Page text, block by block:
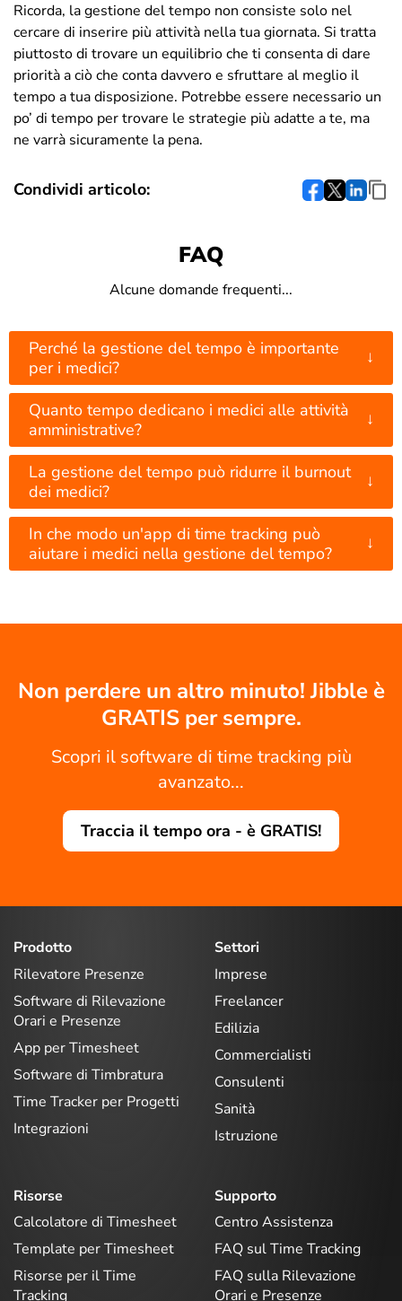
Ricorda, la gestione del tempo non consiste solo nel
cercare di inserire più attività nella tua giornata. Si tratta
piuttosto di trovare un equilibrio che ti consenta di dare
priorità a ciò che conta davvero e sfruttare al meglio il
tempo a tua disposizione. Potrebbe essere necessario un
po’ di tempo per trovare le strategie più adatte a te, ma
ne varrà sicuramente la pena.
Condividi articolo:
FAQ
Alcune domande frequenti...
Perché la gestione del tempo è importante
per i medici?
↓
Quanto tempo dedicano i medici alle attività
amministrative?
↓
La gestione del tempo può ridurre il burnout
dei medici?
↓
In che modo un'app di time tracking può
aiutare i medici nella gestione del tempo?
↓
Non perdere un altro minuto! Jibble è
GRATIS per sempre.
Scopri il software di time tracking più
avanzato...
Traccia il tempo ora - è GRATIS!
Prodotto
Rilevatore Presenze
Software di Rilevazione
Orari e Presenze
App per Timesheet
Software di Timbratura
Time Tracker per Progetti
Integrazioni
Settori
Imprese
Freelancer
Edilizia
Commercialisti
Consulenti
Sanità
Istruzione
Risorse
Calcolatore di Timesheet
Template per Timesheet
Risorse per il Time
Tracking
Supporto
Centro Assistenza
FAQ sul Time Tracking
FAQ sulla Rilevazione
Orari e Presenze